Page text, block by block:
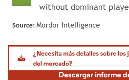
Imagen © Mordor Intelligence. El uso requiere